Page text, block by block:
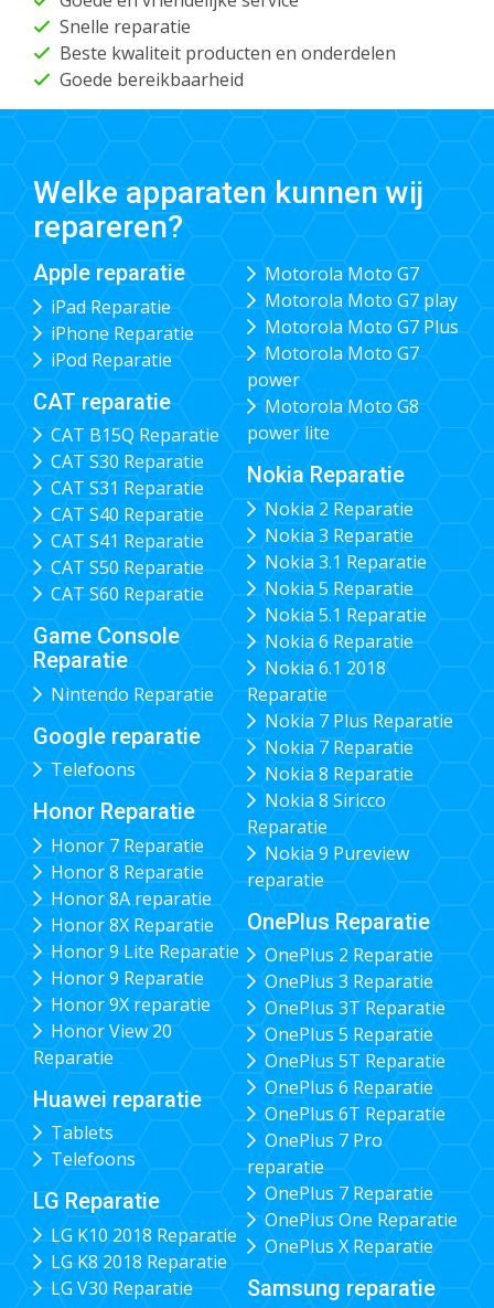
Snelle reparatie
Beste kwaliteit producten en onderdelen
Goede bereikbaarheid
Welke apparaten kunnen wij
repareren?
Apple reparatie
iPad Reparatie
iPhone Reparatie
iPod Reparatie
CAT reparatie
CAT B15Q Reparatie
CAT S30 Reparatie
CAT S31 Reparatie
CAT S40 Reparatie
CAT S41 Reparatie
CAT S50 Reparatie
CAT S60 Reparatie
Game Console
Reparatie
Nintendo Reparatie
Google reparatie
Telefoons
Honor Reparatie
Honor 7 Reparatie
Honor 8 Reparatie
Honor 8A reparatie
Honor 8X Reparatie
Honor 9 Lite Reparatie
Honor 9 Reparatie
Honor 9X reparatie
Honor View 20
Reparatie
Huawei reparatie
Tablets
Telefoons
LG Reparatie
LG K10 2018 Reparatie
LG K8 2018 Reparatie
LG V30 Reparatie
Motorola Moto G7
Motorola Moto G7 play
Motorola Moto G7 Plus
Motorola Moto G7
power
Motorola Moto G8
power lite
Nokia Reparatie
Nokia 2 Reparatie
Nokia 3 Reparatie
Nokia 3.1 Reparatie
Nokia 5 Reparatie
Nokia 5.1 Reparatie
Nokia 6 Reparatie
Nokia 6.1 2018
Reparatie
Nokia 7 Plus Reparatie
Nokia 7 Reparatie
Nokia 8 Reparatie
Nokia 8 Siricco
Reparatie
Nokia 9 Pureview
reparatie
OnePlus Reparatie
OnePlus 2 Reparatie
OnePlus 3 Reparatie
OnePlus 3T Reparatie
OnePlus 5 Reparatie
OnePlus 5T Reparatie
OnePlus 6 Reparatie
OnePlus 6T Reparatie
OnePlus 7 Pro
reparatie
OnePlus 7 Reparatie
OnePlus One Reparatie
OnePlus X Reparatie
Samsung reparatie